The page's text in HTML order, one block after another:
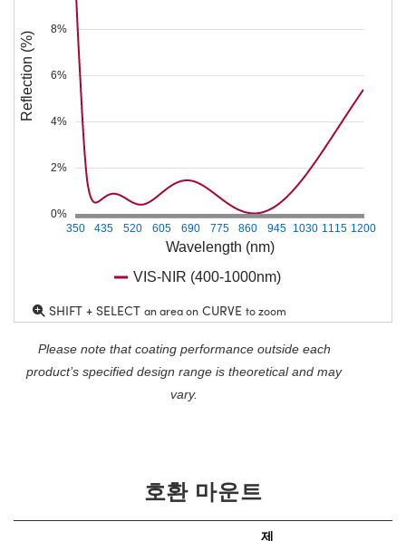
Wavelength (nm)
350 435 520 605 690 775 860 945 1030 1115 1200
0%
2%
4%
6%
8%
Reflection (%)
VIS-NIR (400-1000nm)
SHIFT + SELECT an area on CURVE to zoom
Please note that coating performance outside each
product’s specified design range is theoretical and may
vary.
호환 마운트
제